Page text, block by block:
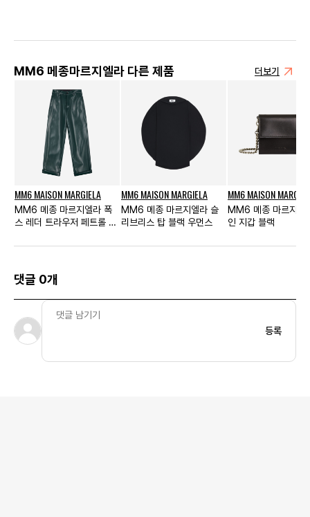
MM6 메종마르지엘라 다른 제품 더보기
MM6 MAISON MARGIELA
MM6 메종 마르지엘라 폭
스 레더 트라우저 페트롤 그
MM6 MAISON MARGIELA
MM6 메종 마르지엘라 슬
리브리스 탑 블랙 우먼스
MM6 MAISON
MM6 메종 마르지엘
인 지갑 블랙
댓글 0개
등록